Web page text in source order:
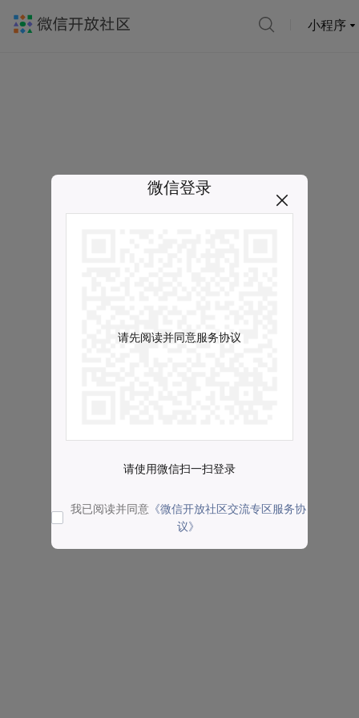
小程序
微信登录
请先阅读并同意服务协议
请使用微信扫一扫登录
我已阅读并同意 《微信开放社区交流专区服务协
议》